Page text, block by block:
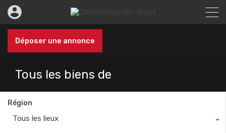
Déposer une annonce
Tous les biens de
Région
Tous les lieux